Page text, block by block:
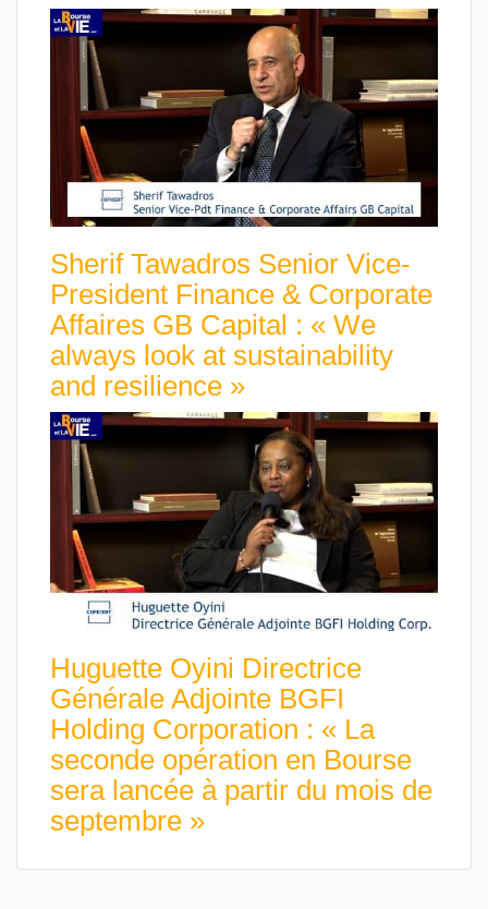
Sherif Tawadros Senior Vice-
President Finance & Corporate
Affaires GB Capital : « We
always look at sustainability
and resilience »
Huguette Oyini Directrice
Générale Adjointe BGFI
Holding Corporation : « La
seconde opération en Bourse
sera lancée à partir du mois de
septembre »